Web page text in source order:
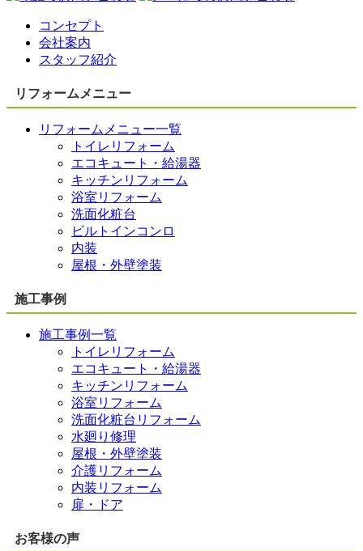
コンセプト
会社案内
スタッフ紹介
リフォームメニュー
リフォームメニュー一覧
トイレリフォーム
エコキュート・給湯器
キッチンリフォーム
浴室リフォーム
洗面化粧台
ビルトインコンロ
内装
屋根・外壁塗装
施工事例
施工事例一覧
トイレリフォーム
エコキュート・給湯器
キッチンリフォーム
浴室リフォーム
洗面化粧台リフォーム
水廻り修理
屋根・外壁塗装
介護リフォーム
内装リフォーム
扉・ドア
お客様の声